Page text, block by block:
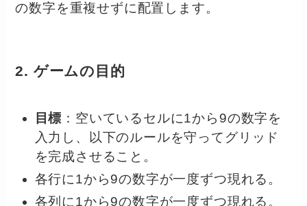
の数字を重複せずに配置します。
2. ゲームの目的
目標 ：空いているセルに1から9の数字を
入力し、以下のルールを守ってグリッド
を完成させること。
各行に1から9の数字が一度ずつ現れる。
各列に1から9の数字が一度ずつ現れる。